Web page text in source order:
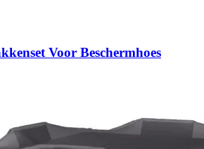
Voor Beschermhoes